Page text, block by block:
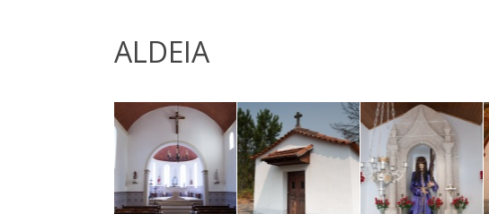
ALDEIA